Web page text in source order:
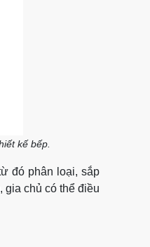
kế bếp.
đó phân loại, sắp
gia chủ có thể điều